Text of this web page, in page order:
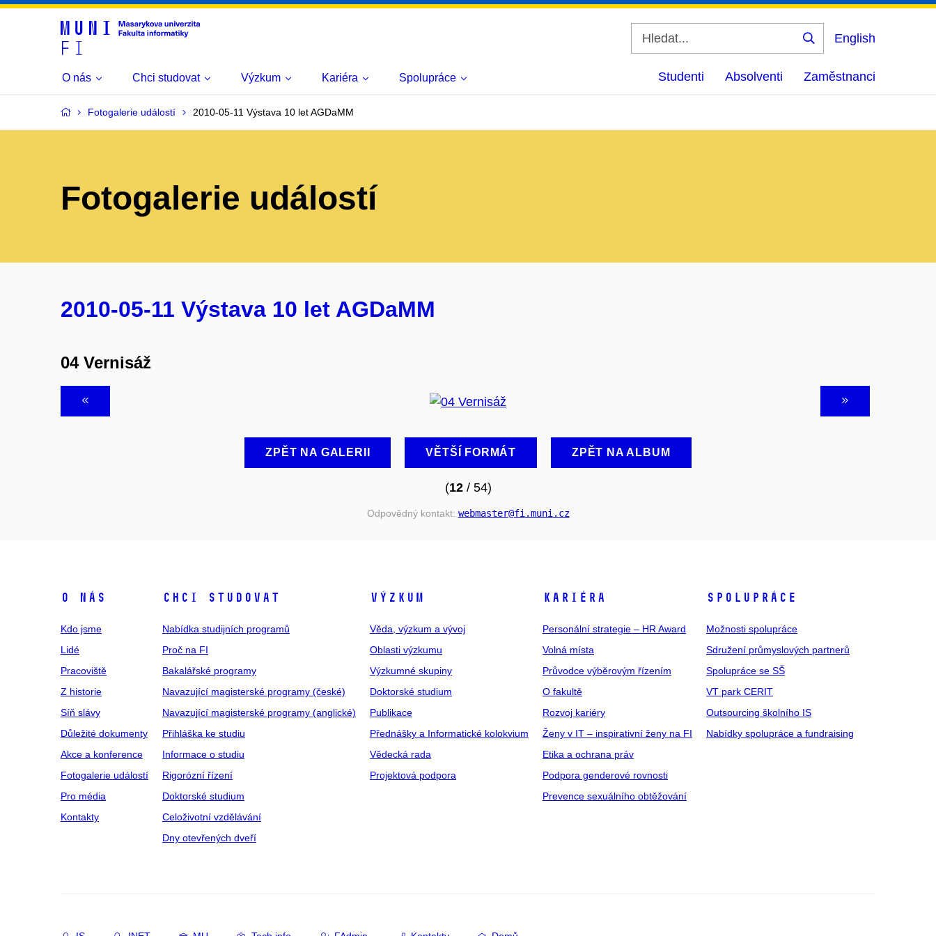
Vyhledat
English
O nás Chci studovat Výzkum Kariéra Spolupráce Studenti Absolventi Zaměstnanci
Fotogalerie událostí 2010-05-11 Výstava 10 let AGDaMM
Fotogalerie událostí
2010-05-11 Výstava 10 let AGDaMM
04 Vernisáž
ZPĚT NA GALERII VĚTŠÍ FORMÁT ZPĚT NA ALBUM
(12/ 54)
Odpovědný kontakt: webmaster@fi .muni .cz
O NÁS
Kdo jsme
Lidé
Pracoviště
Z historie
Síň slávy
Důležité dokumenty
Akce a konference
Fotogalerie událostí
Pro média
Kontakty
CHCI STUDOVAT
Nabídka studijních programů
Proč na FI
Bakalářské programy
Navazující magisterské programy (české)
Navazující magisterské programy (anglické)
Přihláška ke studiu
Informace o studiu
Rigorózní řízení
Doktorské studium
Celoživotní vzdělávání
Dny otevřených dveří
VÝZKUM
Věda, výzkum a vývoj
Oblasti výzkumu
Výzkumné skupiny
Doktorské studium
Publikace
Přednášky a Informatické kolokvium
Vědecká rada
Projektová podpora
KARIÉRA
Personální strategie – HR Award
Volná místa
Průvodce výběrovým řízením
O fakultě
Rozvoj kariéry
Ženy v IT – inspirativní ženy na FI
Etika a ochrana práv
Podpora genderové rovnosti
Prevence sexuálního obtěžování
SPOLUPRÁCE
Možnosti spolupráce
Sdružení průmyslových partnerů
Spolupráce se SŠ
VT park CERIT
Outsourcing školního IS
Nabídky spolupráce a fundraising